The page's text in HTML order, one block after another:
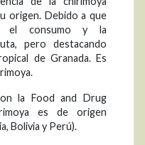
origen. Debido a que
el consumo y la
pero destacando
de Granada. Es
la Food and Drug
es de origen
Bolivia y Perú).